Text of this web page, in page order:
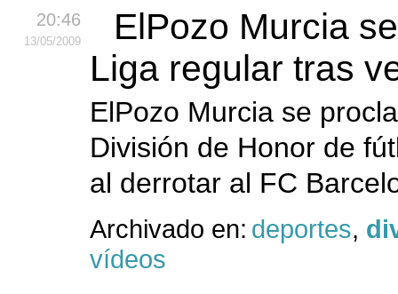
20:46
13/05/2009
ElPozo Murcia
Liga regular tras
ElPozo Murcia se
División de Honor de
al derrotar al FC
Archivado en: deportes,
vídeos